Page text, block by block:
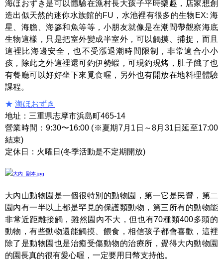
海ほおずき是可以體驗在漁村長大孩子平時樂趣，店家想創
造出似天然的迷你水族館的FU，水池裡有很多的生物EX: 海
星、海膽、海篸和魚等等，小朋友就像是在潮間帶觀察海底
生物這樣，只是把室外變成半室外，可以觸摸、捕捉，而且
這裡比海邊安全，也不受漲退潮時間限制，非常適合小小
孩，除此之外這裡還可釣伊勢蝦，可現釣現烤，肚子餓了也
有餐廳可以好好坐下來覓食喔，另外也有開放在地料理體驗
課程。
★ 海ほおずき
地址：三重県志摩市浜島町465-14
營業時間：9:30〜16:00 (※夏期7月1日～8月31日延至17:00
結束)
定休日：火曜日(冬季活動是不定期開放)
大內山動物園是一個很特別的動物園，第一它是民營，第二
園內有一半以上都是罕見的保護類動物，第三所有的動物能
非常近距離接觸，雖然園內不大，但也有70種類400多頭的
動物，有些動物還能觸摸、餵食，相信孩子都會喜歡，這裡
除了是動物園也是治癒受傷動物的治療所，覺得大內動物園
的園長真的很有愛心喔，一定要用日幣支持他。